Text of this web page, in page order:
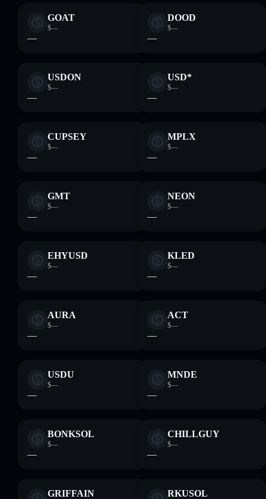
GOAT
$—
—
DOOD
$—
—
USDON
$—
—
USD*
$—
—
CUPSEY
$—
—
MPLX
$—
—
GMT
$—
—
NEON
$—
—
EHYUSD
$—
—
KLED
$—
—
AURA
$—
—
ACT
$—
—
USDU
$—
—
MNDE
$—
—
BONKSOL
$—
—
CHILLGUY
$—
—
GRIFFAIN RKUSOL